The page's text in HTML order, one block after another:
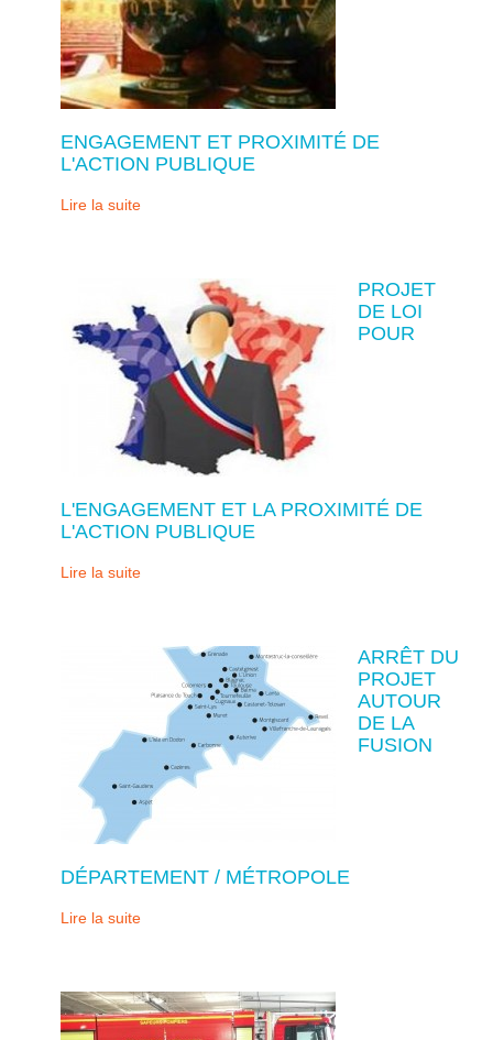
ENGAGEMENT ET PROXIMITÉ DE
L'ACTION PUBLIQUE
Lire la suite
PROJET
DE LOI
POUR
L'ENGAGEMENT ET LA PROXIMITÉ DE
L'ACTION PUBLIQUE
Lire la suite
ARRÊT DU
PROJET
AUTOUR
DE LA
FUSION
DÉPARTEMENT / MÉTROPOLE
Lire la suite